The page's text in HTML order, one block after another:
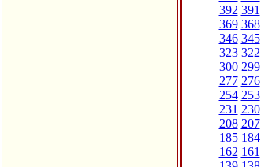
392 391
369 368
346 345
323 322
300 299
277 276
254 253
231 230
208 207
185 184
162 161